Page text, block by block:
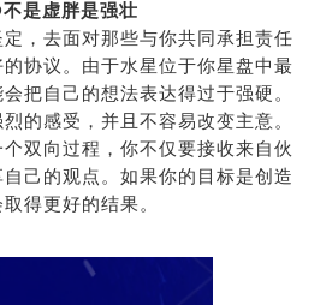
不是虚胖是强壮
，去面对那些与你共同承担责任
协议。由于水星位于你星盘中最
把自己的想法表达得过于强硬。
的感受，并且不容易改变主意。
双向过程，你不仅要接收来自伙
己的观点。如果你的目标是创造
得更好的结果。